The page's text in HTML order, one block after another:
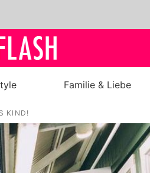
Familie & Liebe
KIND!